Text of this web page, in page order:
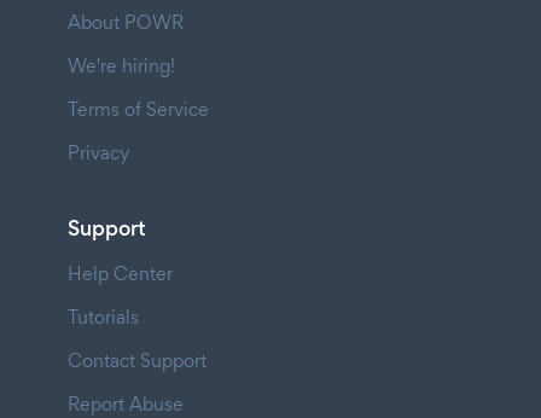
About POWR
We're hiring!
Terms of Service
Privacy
Support
Help Center
Tutorials
Contact Support
Report Abuse